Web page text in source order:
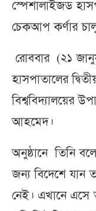
স্পেশালাইজড
চেকআপ কর্ণার
রোববার (২১
হাসপাতালের
বিশ্ববিদ্যালয়ের
আহমেদ।
অনুষ্ঠানে তিনি
জন্য বিদেশে যান
নেই। এখানে এসে